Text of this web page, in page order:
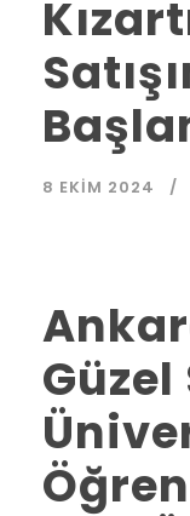
8 EKIM 2024